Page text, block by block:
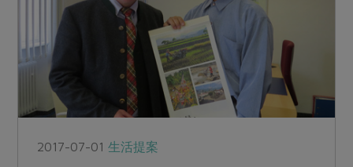
2017-07-01生活提案